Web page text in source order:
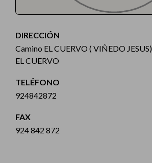
DIRECCIÓN
Camino EL CUERVO ( VIÑEDO JESUS)
EL CUERVO
TELÉFONO
924842872
FAX
924 842 872